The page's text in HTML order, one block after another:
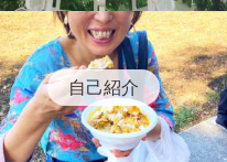
自己紹介